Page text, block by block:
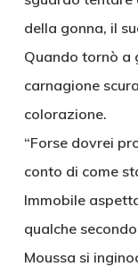
della gonna, il
Quando tornò a
carnagione
colorazione.
“Forse dovrei
conto di come
Immobile
qualche
Moussa si